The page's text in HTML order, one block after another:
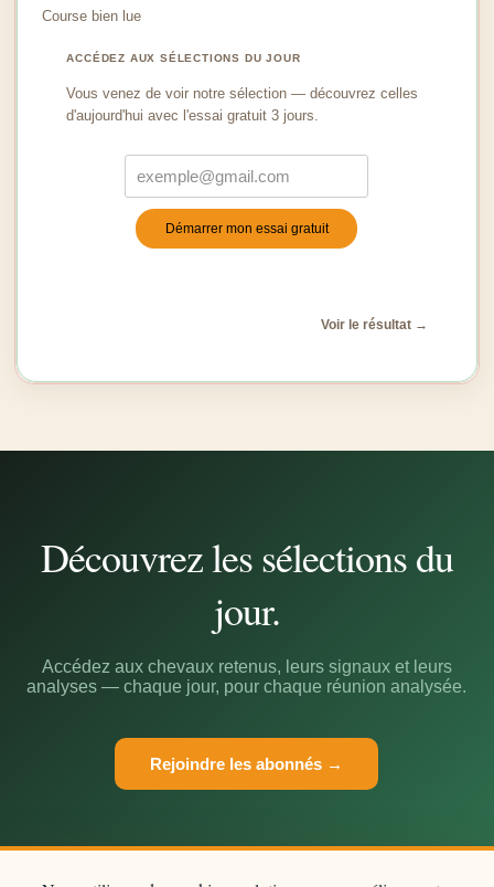
Course bien lue
ACCÉDEZ AUX SÉLECTIONS DU JOUR
Vous venez de voir notre sélection — découvrez celles
d'aujourd'hui avec l'essai gratuit 3 jours.
Démarrer mon essai gratuit
Voir le résultat →
Découvrez les sélections du
jour.
Accédez aux chevaux retenus, leurs signaux et leurs
analyses — chaque jour, pour chaque réunion analysée.
Rejoindre les abonnés →